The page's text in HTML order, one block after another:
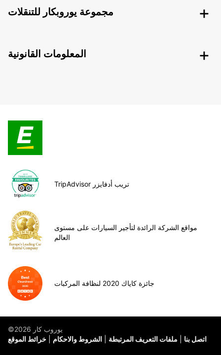
مجموعة يوروبكار للتنقلات
المعلومات القانونية
TripAdvisor تريب أدفايزر
مواقع الشركة الرائدة لتأجير السيارات على مستوى
العالم
جائزة كاياك 2020 لنظافة المركبات
©يوروب كار 2026
خرائط الموقع
الشروط والاحكام ملفات التعريف المرتبطة اتصل بنا